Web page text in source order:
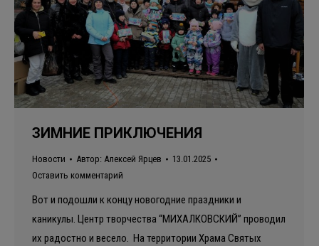
ЗИМНИЕ ПРИКЛЮЧЕНИЯ
Новости Автор: Алексей Ярцев
13.01.2025
Оставить комментарий
Вот и подошли к концу новогодние праздники и
каникулы. Центр творчества “МИХАЛКОВСКИЙ” проводил
их радостно и весело. На территории Храма Святых